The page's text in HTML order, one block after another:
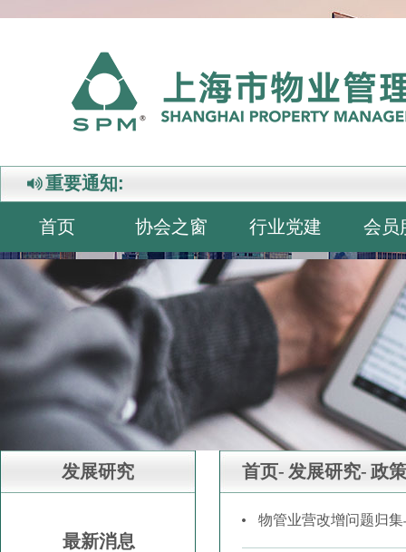
重要通知:
首页 协会之窗 行业党建 会员
发展研究
最新消息
首页- 发展研究- 政
物管业营改增问题归